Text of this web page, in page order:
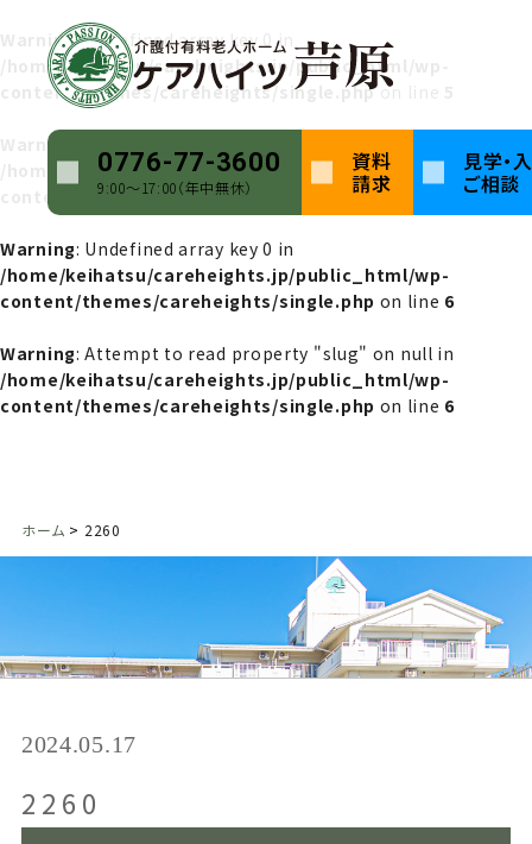
0776-77-3600
9:00〜17:00（年中無休）
資料
請求
見学・
ご相談
Warning: Undefined array key 0 in
/home/keihatsu/careheights.jp/public_html/wp-
content/themes/careheights/single.phpon line
Warning
/home/keihatsu/careheights.jp/public_html/wp-
content/themes/careheights/single.phpon line
Warning: Undefined array key 0 in
/home/keihatsu/careheights.jp/public_html/wp-
content/themes/careheights/single.php on line 6
Warning: Attempt to read property "slug" on null in
/home/keihatsu/careheights.jp/public_html/wp-
content/themes/careheights/single.php on line 6
ホーム 2260
2024.05.17
2260